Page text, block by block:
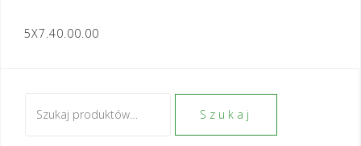
Nawigacja
5X7.40.00.00
Szukaj